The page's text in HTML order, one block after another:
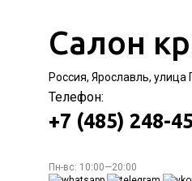
Салон
Россия, Ярославль, улица
Телефон:
+7 (485) 248-
Пн-вс: 10:00—20:00